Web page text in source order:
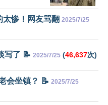
太惨！网友骂翻 2025/7/25
写了 📝 2025/7/25 (46,637次)
会坐镇？ 📝 2025/7/25